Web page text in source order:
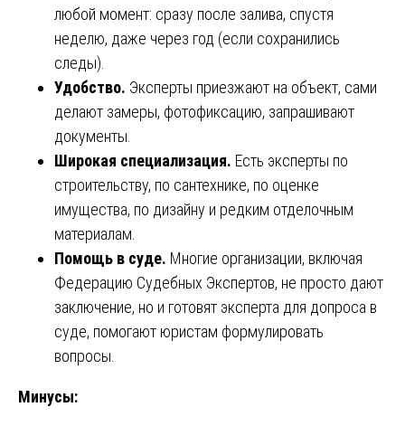
любой момент: сразу после залива, спустя
неделю, даже через год (если сохранились
следы).
Удобство. Эксперты приезжают на объект, сами
делают замеры, фотофиксацию, запрашивают
документы.
Широкая специализация. Есть эксперты по
строительству, по сантехнике, по оценке
имущества, по дизайну и редким отделочным
материалам.
Помощь в суде. Многие организации, включая
Федерацию Судебных Экспертов, не просто дают
заключение, но и готовят эксперта для допроса в
суде, помогают юристам формулировать
вопросы.
Минусы: